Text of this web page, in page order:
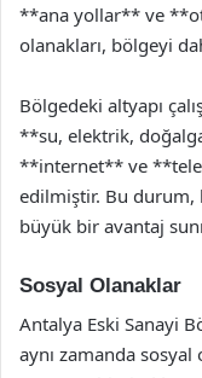
**ana yollar** ve
olanakları, bölgeyi
Bölgedeki altyapı
**su, elektrik,
**internet** ve
edilmiştir. Bu durum,
büyük bir avantaj
Sosyal Olanaklar
Antalya Eski Sanayi
aynı zamanda sosyal